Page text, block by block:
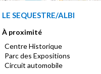
LE SEQUESTRE/ALBI
À proximité
Centre Historique
Parc des Expositions
Circuit automobile